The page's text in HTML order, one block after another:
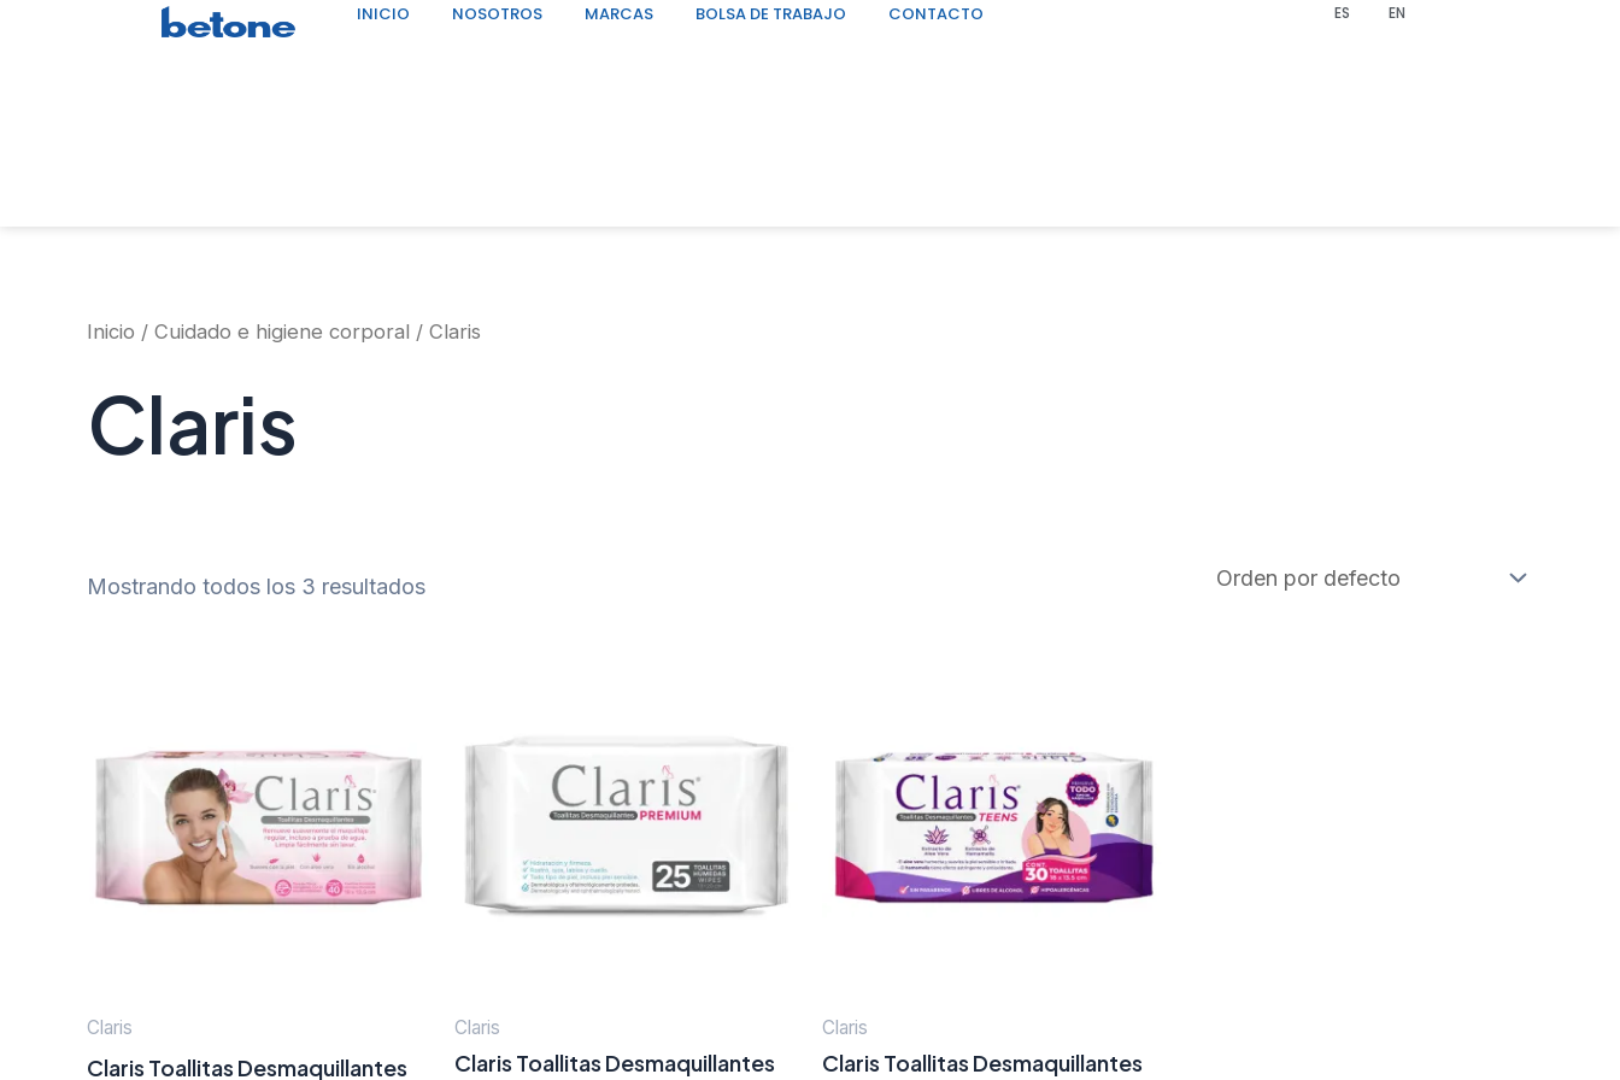
INICIO NOSOTROS MARCAS BOLSA DE TRABAJO CONTACTO ES EN
Inicio / Cuidado e higiene corporal / Claris
Claris
Mostrando todos los 3 resultados
Claris
Claris Toallitas Desmaquillantes
Claris
Claris Toallitas Desmaquillantes
Claris
Claris Toallitas Desmaquillantes